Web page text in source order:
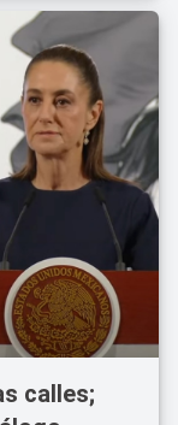
calles;